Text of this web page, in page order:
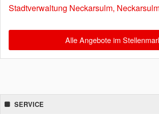
Stadtverwaltung Neckarsulm,
Alle Angebote im
SERVICE